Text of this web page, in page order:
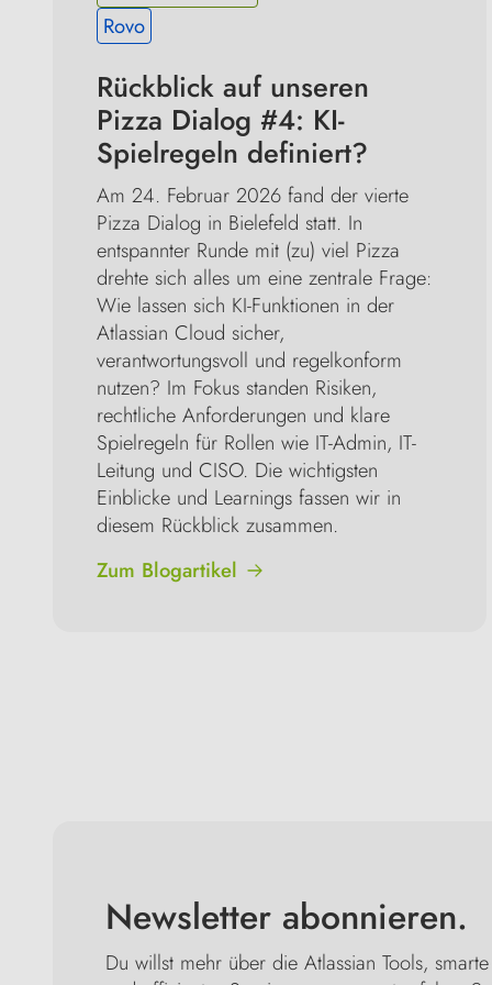
Rovo
Rückblick auf unseren
Pizza Dialog #4: KI-
Spielregeln definiert?
Am 24. Februar 2026 fand der vierte
Pizza Dialog in Bielefeld statt. In
entspannter Runde mit (zu) viel Pizza
drehte sich alles um eine zentrale Frage:
Wie lassen sich KI-Funktionen in der
Atlassian Cloud sicher,
verantwortungsvoll und regelkonform
nutzen? Im Fokus standen Risiken,
rechtliche Anforderungen und klare
Spielregeln für Rollen wie IT-Admin, IT-
Leitung und CISO. Die wichtigsten
Einblicke und Learnings fassen wir in
diesem Rückblick zusammen.
Zum Blogartikel
Newsletter abonnieren.
Du willst mehr über die Atlassian Tools,